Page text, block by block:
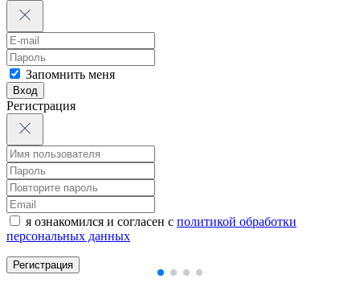
Запомнить меня
Вход
Регистрация
я ознакомился и согласен с политикой обработки
персональных данных
Регистрация